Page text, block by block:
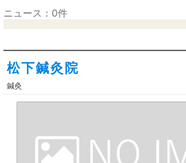
ニュース：0件
松下鍼灸院
鍼灸